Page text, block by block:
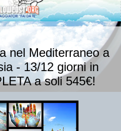
nel Mediterraneo a
- 13/12 giorni in
a soli 545€!